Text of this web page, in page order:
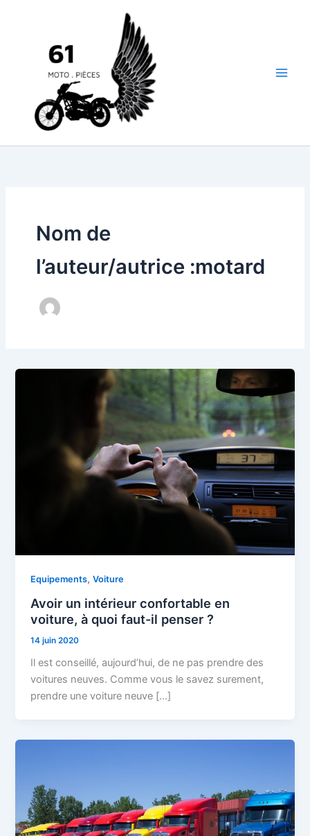
Nom de
l’auteur/autrice :motard
Equipements,Voiture
Avoir un intérieur confortable en
voiture, à quoi faut-il penser ?
14 juin 2020
Il est conseillé, aujourd’hui, de ne pas prendre des
voitures neuves. Comme vous le savez surement,
prendre une voiture neuve […]